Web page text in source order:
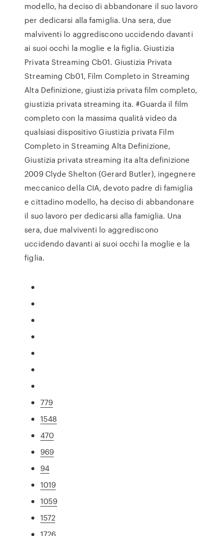
modello, ha deciso di abbandonare il suo lavoro
per dedicarsi alla famiglia. Una sera, due
malviventi lo aggrediscono uccidendo davanti
ai suoi occhi la moglie e la figlia. Giustizia
Privata Streaming Cb01. Giustizia Privata
Streaming Cb01, Film Completo in Streaming
Alta Definizione, giustizia privata film completo,
giustizia privata streaming ita. #Guarda il film
completo con la massima qualità video da
qualsiasi dispositivo Giustizia privata Film
Completo in Streaming Alta Definizione,
Giustizia privata streaming ita alta definizione
2009 Clyde Shelton (Gerard Butler), ingegnere
meccanico della CIA, devoto padre di famiglia
e cittadino modello, ha deciso di abbandonare
il suo lavoro per dedicarsi alla famiglia. Una
sera, due malviventi lo aggrediscono
uccidendo davanti ai suoi occhi la moglie e la
figlia.
779
1548
470
969
94
1019
1059
1572
1726